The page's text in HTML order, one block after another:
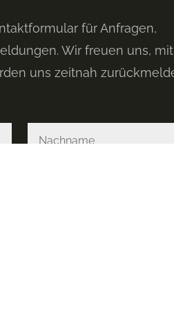
für Anfragen,
Wir freuen uns,
uns zeitnah